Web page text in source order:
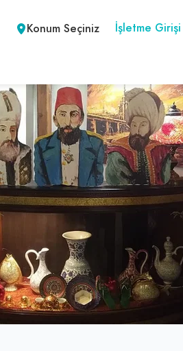
Konum Seçiniz İşletme Girişi